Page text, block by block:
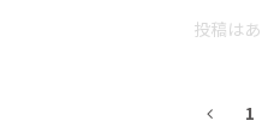
投稿はあ
1